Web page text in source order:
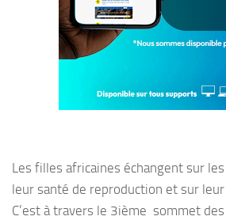
Les filles africaines échangent sur
leur santé de reproduction et sur
C’est à travers le 3ième sommet